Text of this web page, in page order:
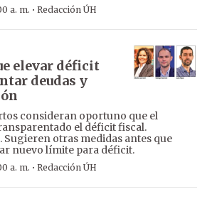
a. m. · Redacción ÚH
elevar déficit
deudas y
consideran oportuno que el
el déficit fiscal.
Sugieren otras medidas antes que
nuevo límite para déficit.
a. m. · Redacción ÚH